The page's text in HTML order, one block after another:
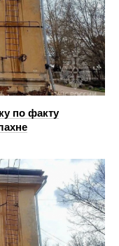
по факту